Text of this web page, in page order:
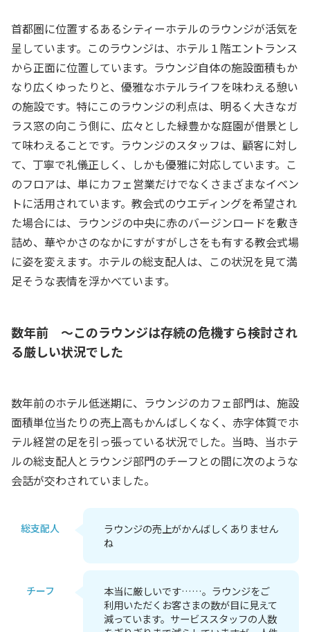
首都圏に位置するあるシティーホテルのラウンジが活気を
呈しています。このラウンジは、ホテル１階エントランス
から正面に位置しています。ラウンジ自体の施設面積もか
なり広くゆったりと、優雅なホテルライフを味わえる憩い
の施設です。特にこのラウンジの利点は、明るく大きなガ
ラス窓の向こう側に、広々とした緑豊かな庭園が借景とし
て味わえることです。ラウンジのスタッフは、顧客に対し
て、丁寧で礼儀正しく、しかも優雅に対応しています。こ
のフロアは、単にカフェ営業だけでなくさまざまなイベン
トに活用されています。教会式のウエディングを希望され
た場合には、ラウンジの中央に赤のバージンロードを敷き
詰め、華やかさのなかにすがすがしさをも有する教会式場
に姿を変えます。ホテルの総支配人は、この状況を見て満
足そうな表情を浮かべています。
数年前 ～このラウンジは存続の危機すら検討され
る厳しい状況でした
数年前のホテル低迷期に、ラウンジのカフェ部門は、施設
面積単位当たりの売上高もかんばしくなく、赤字体質でホ
テル経営の足を引っ張っている状況でした。当時、当ホテ
ルの総支配人とラウンジ部門のチーフとの間に次のような
会話が交わされていました。
総支配人
ラウンジの売上がかんばしくありません
ね
チーフ
本当に厳しいです……。ラウンジをご
利用いただくお客さまの数が目に見えて
減っています。サービススタッフの人数